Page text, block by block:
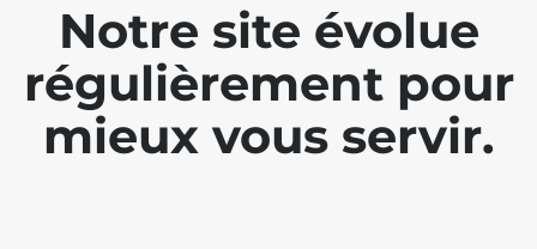
Notre site évolue
régulièrement pour
mieux vous servir.